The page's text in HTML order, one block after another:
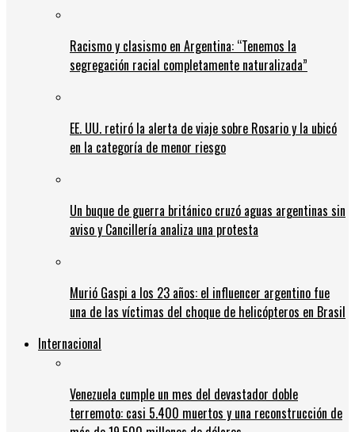
Racismo y clasismo en Argentina: “Tenemos la
segregación racial completamente naturalizada”
EE. UU. retiró la alerta de viaje sobre Rosario y la ubicó
en la categoría de menor riesgo
Un buque de guerra británico cruzó aguas argentinas sin
aviso y Cancillería analiza una protesta
Murió Gaspi a los 23 años: el influencer argentino fue
una de las víctimas del choque de helicópteros en Brasil
Internacional
Venezuela cumple un mes del devastador doble
terremoto: casi 5.400 muertos y una reconstrucción de